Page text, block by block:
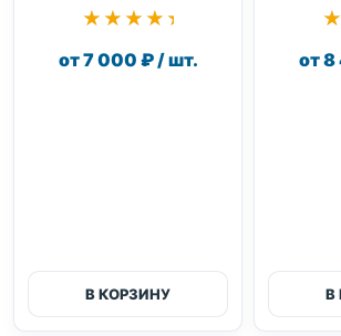
★★★★★
★★★★★
от 7 000 ₽ / шт.
В КОРЗИНУ
от
В